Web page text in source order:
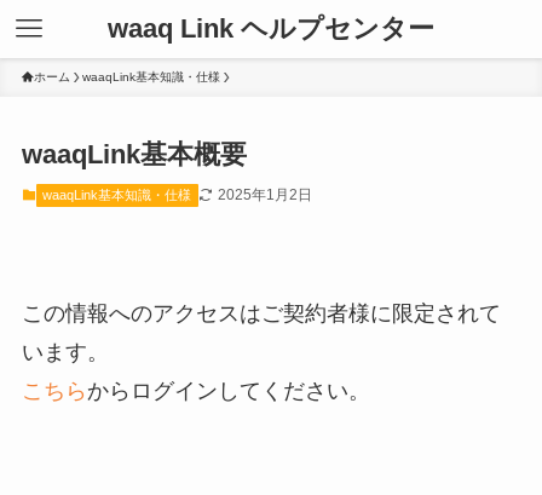
waaq Link ヘルプセンター
ホーム waaqLink基本知識・仕様
waaqLink基本概要
waaqLink基本知識・仕様 2025年1月2日
この情報へのアクセスはご契約者様に限定されて
います。
こちら からログインしてください。